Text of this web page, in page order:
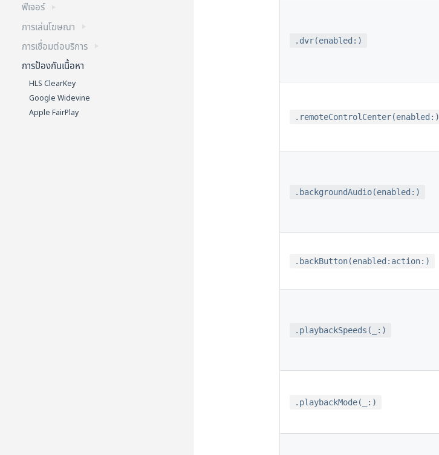
ฟีเจอร์
การเล่นโฆษณา
การเชื่อมต่อบริการ
การป้องกันเนื้อหา
HLS ClearKey
Google Widevine
Apple FairPlay
.dvr(enabled:)
.remoteControlCenter(enabled:)
.backgroundAudio(enabled:)
.backButton(enabled:action:)
.playbackSpeeds(_:)
.playbackMode(_:)